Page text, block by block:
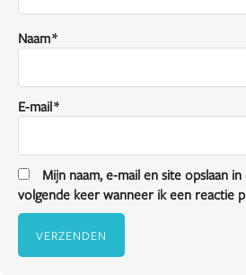
Naam*
E-mail*
Mijn naam, e-mail en site opslaan
volgende keer wanneer ik een reactie